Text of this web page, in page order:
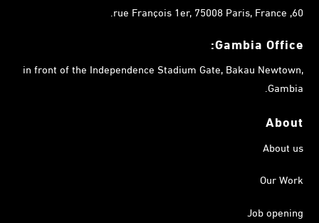
60, rue François 1er, 75008 Paris, France.
Gambia Office:
in front of the Independence Stadium Gate, Bakau Newtown,
Gambia.
About
About us
Our Work
Job opening